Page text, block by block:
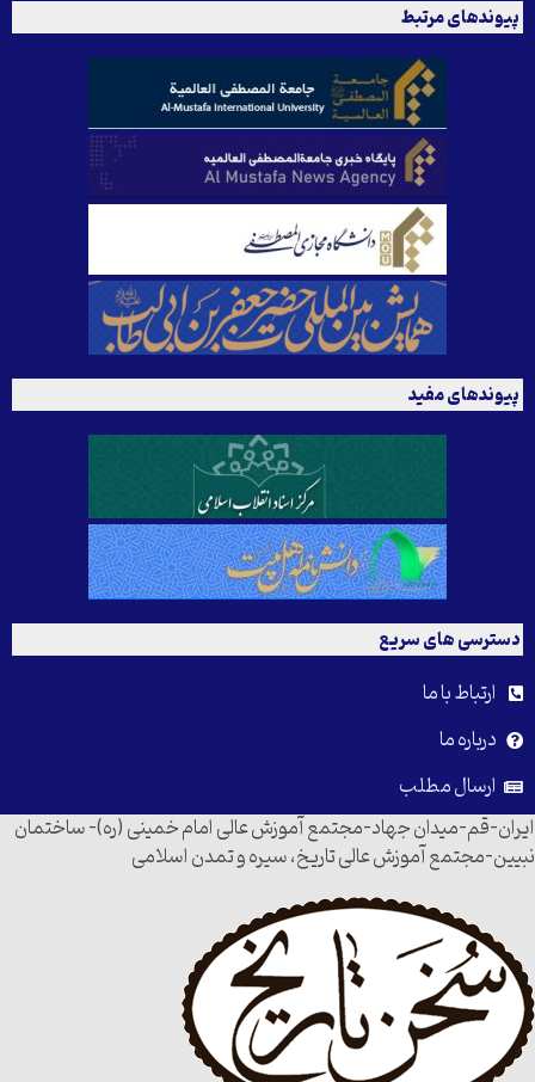
پیوندهای مرتبط
پیوندهای مفید
دسترسی های سریع
ارتباط با ما
درباره ما
ارسال مطلب
ایران-قم-میدان جهاد-مجتمع آموزش عالی امام خمینی (ره)- ساختمان
نبیین-مجتمع آموزش عالی تاریخ، سیره و تمدن اسلامی